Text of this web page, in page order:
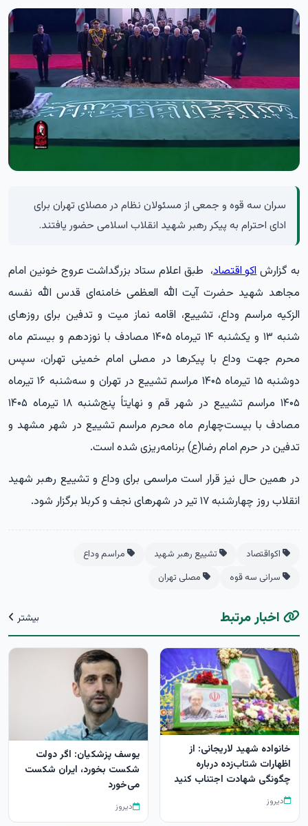
سران سه قوه و جمعی از مسئولان نظام در مصلای تهران برای
ادای احترام به پیکر رهبر شهید انقلاب اسلامی حضور یافتند.
به گزارشاکو اقتصاد، طبق اعلام ستاد بزرگداشت عروج خونین امام
مجاهد شهید حضرت آیت‌ الله العظمی خامنه‌ای قدس الله نفسه
الزکیه مراسم وداع، تشییع، اقامه نماز میت و تدفین برای روزهای
شنبه ۱۳ و یکشنبه ۱۴ تیرماه ۱۴۰۵ مصادف با نوزدهم و بیستم ماه
محرم جهت وداع با پیکرها در مصلی امام خمینی تهران، سپس
دوشنبه ۱۵ تیرماه ۱۴۰۵ مراسم تشییع در تهران و سه‌شنبه ۱۶ تیرماه
۱۴۰۵ مراسم تشییع در شهر قم و نهایتاً پنج‌شنبه ۱۸ تیرماه ۱۴۰۵
مصادف با بیست‌چهارم ماه محرم مراسم تشییع در شهر مشهد و
تدفین در حرم امام رضا(ع) برنامه‌ریزی شده است.
در همین حال نیز قرار است مراسمی برای وداع و تشییع رهبر شهید
انقلاب روز چهارشنبه ۱۷ تیر در شهرهای نجف و کربلا برگزار شود.
اکواقتصاد تشییع رهبر شهید
مراسم وداع
سرانی سه قوه
مصلی تهران
اخبار مرتبط بیشتر
خانواده شهید لاریجانی: از
اظهارات شتاب‌زده درباره
چگونگی شهادت اجتناب کنید
دیروز
یوسف پزشکیان: اگر دولت
شکست بخورد، ایران شکست
می‌خورد
دیروز